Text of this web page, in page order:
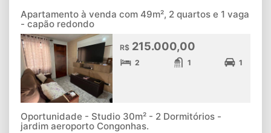
Apartamento à venda com 49m², 2 quartos e 1 vaga
- capão redondo
R$ 215.000,00
2 1 1
Oportunidade - Studio 30m² - 2 Dormitórios -
jardim aeroporto Congonhas.